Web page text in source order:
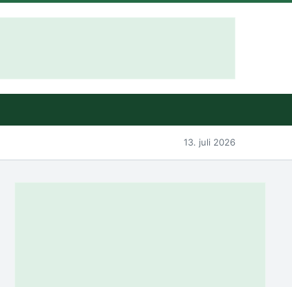
13. juli 2026